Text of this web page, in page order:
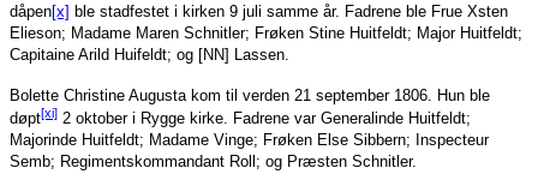
dåpen[x] ble stadfestet i kirken 9 juli samme år. Fadrene ble Frue Xsten
Elieson; Madame Maren Schnitler; Frøken Stine Huitfeldt; Major Huitfeldt;
Capitaine Arild Huifeldt; og [NN] Lassen.
Bolette Christine Augusta kom til verden 21 september 1806. Hun ble
døpt[xi] 2 oktober i Rygge kirke. Fadrene var Generalinde Huitfeldt;
Majorinde Huitfeldt; Madame Vinge; Frøken Else Sibbern; Inspecteur
Semb; Regimentskommandant Roll; og Præsten Schnitler.